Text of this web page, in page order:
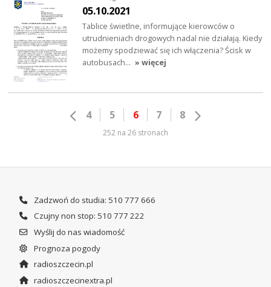
05.10.2021
Tablice świetlne, informujące kierowców o
utrudnieniach drogowych nadal nie działają. Kiedy
możemy spodziewać się ich włączenia? Ścisk w
autobusach… » więcej
4 5 6 7 8
252 na 26 stronach
Zadzwoń do studia: 510 777 666
Czujny non stop: 510 777 222
Wyślij do nas wiadomość
Prognoza pogody
radioszczecin.pl
radioszczecinextra.pl